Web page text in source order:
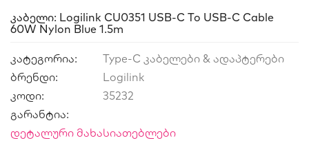
Კაბელი: Logilink CU0351 USB-C To USB-C Cable
60W Nylon Blue 1.5m
კატეგორია:
Type-C კაბელები & ადაპტერები
ბრენდი:
Logilink
კოდი:
35232
გარანტია:
დეტალური მახასიათებლები